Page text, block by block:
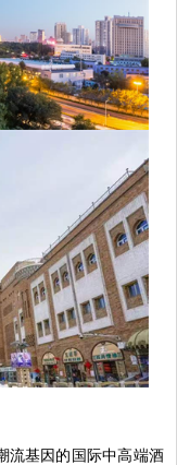
流基因的国际中高端酒